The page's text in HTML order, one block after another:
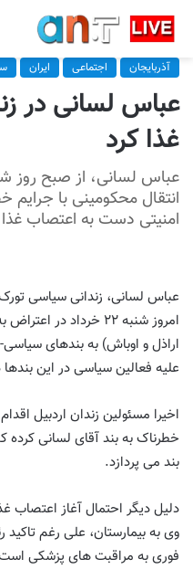
آذربایجان اجتماعی ایران
عباس لسانی در
غذا کرد
انتقال محکومینی با
امنیتی دست به اعتصاب
عباس لسانی، زندانی سیاسی
امروز شنبه ۲۲ خرداد
اراذل و اوباش) به بندهای
علیه فعالین سیاسی در این
اخیرا مسئولین زندان اردبیل
خطرناک به بند آقای لسانی کرده
بند می پردازد.
دلیل دیگر احتمال آغاز اعتصاب
وی‌ به‌ بیمارستان، علی‌ رغم‌ تاکید‌
فوری به مراقبت‌ های‌ پزشکی‌